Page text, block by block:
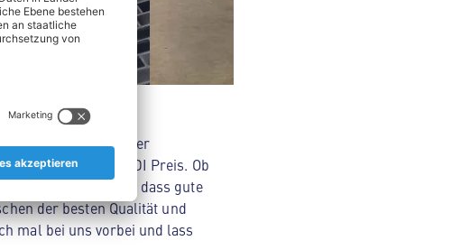
Lebensmitteln über
zum Original ALDI Preis. Ob
Wir glauben, dass gute
der besten Qualität und
mal bei uns vorbei und lass